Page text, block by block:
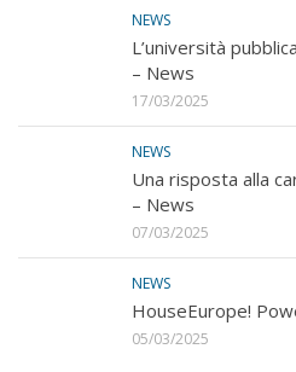
NEWS
L’università
– News
17/03/2025
NEWS
Una risposta alla
– News
07/03/2025
NEWS
HouseEurope!
05/03/2025